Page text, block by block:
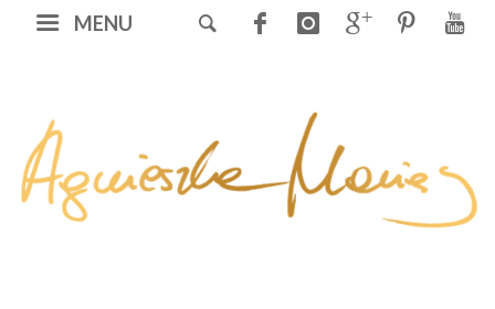
MENU